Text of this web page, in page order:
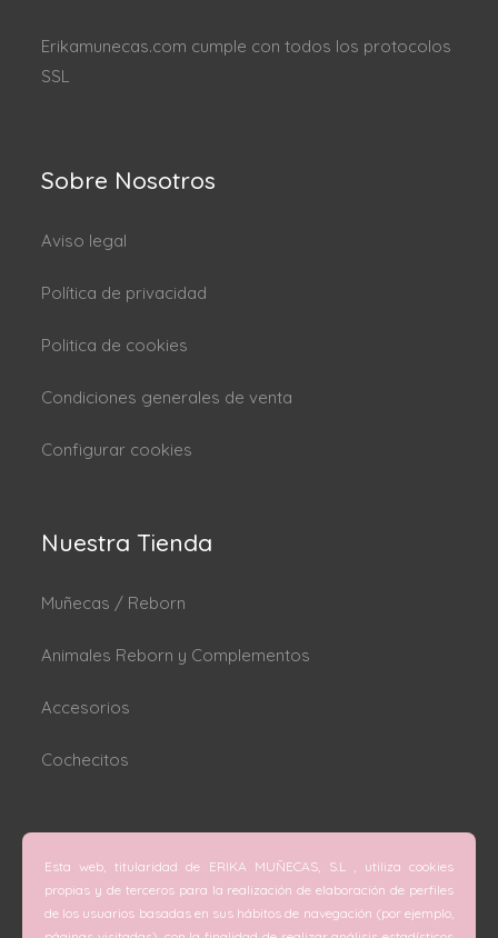
Erikamunecas.com cumple con todos los protocolos
SSL
Sobre Nosotros
Aviso legal
Política de privacidad
Politica de cookies
Condiciones generales de venta
Configurar cookies
Nuestra Tienda
Muñecas / Reborn
Animales Reborn y Complementos
Accesorios
Cochecitos
C/ San Vicente Mártir nº 74 (Valencia).
C/ Doctor Melis nº 6 (Grao de Gandía).
Esta web, titularidad de ERIKA MUÑECAS, S.L , utiliza cookies
propias y de terceros para la realización de elaboración de perfiles
de los usuarios basadas en sus hábitos de navegación (por ejemplo,